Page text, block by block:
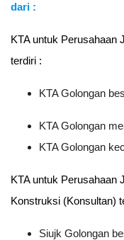
dari :
KTA untuk Perusahaan
terdiri :
KTA Golongan
KTA Golongan
KTA Golongan
KTA untuk Perusahaan
Konstruksi (Konsultan)
Siujk Golongan